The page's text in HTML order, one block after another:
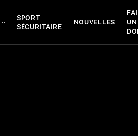
SPORT
SÉCURITAIRE
NOUVELLES
UN